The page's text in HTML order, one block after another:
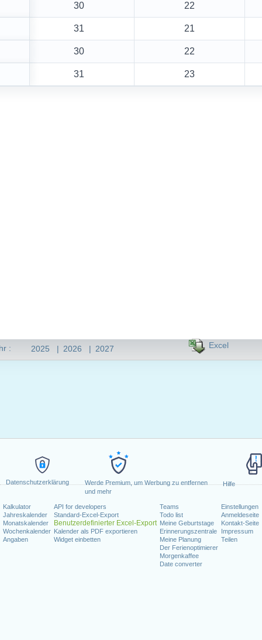
Datenschutzerklärung
Werde Premium, um Werbung zu entfernen
und mehr
Hilfe
Kalkulator
Jahreskalender
Monatskalender
Wochenkalender
Angaben
API for developers
Standard-Excel-Export
Benutzerdefinierter Excel-Export
Kalender als PDF exportieren
Widget einbetten
Teams
Todo list
Meine Geburtstage
Erinnerungszentrale
Meine Planung
Der Ferienoptimierer
Morgenkaffee
Date converter
Einstellungen
Anmeldeseite
Kontakt-Seite
Impressum
Teilen
: 2025 | 2026 | 2027 Excel
30 22
31 21
30 22
31 23